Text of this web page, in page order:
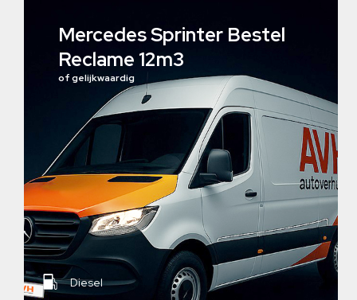
Mercedes Sprinter Bestel
Reclame 12m3
of gelijkwaardig
Diesel